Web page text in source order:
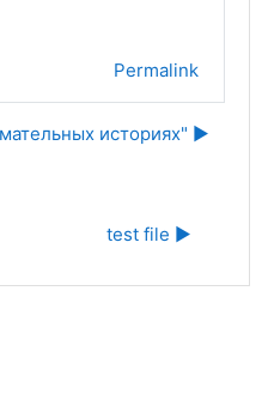
Permalink
историях" ▶︎
test file ▶︎